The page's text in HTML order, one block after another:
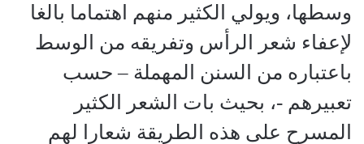
وسطها، ويولي الكثير منهم اهتماما بالغا
لإعفاء شعر الرأس وتفريقه من الوسط
باعتباره من السنن المهملة – حسب
تعبيرهم -، بحيث بات الشعر الكثير
المسرح على هذه الطريقة شعارا لهم